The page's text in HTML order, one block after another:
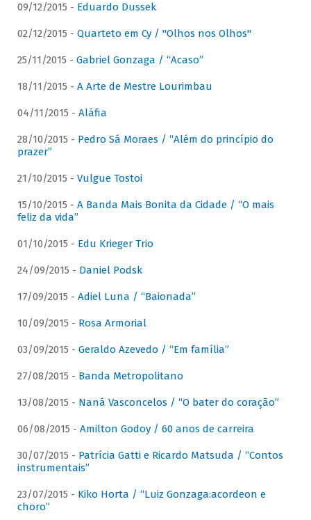
09/12/2015 - Eduardo Dussek
02/12/2015 - Quarteto em Cy / "Olhos nos Olhos"
25/11/2015 - Gabriel Gonzaga / “Acaso”
18/11/2015 - A Arte de Mestre Lourimbau
04/11/2015 - Aláfia
28/10/2015 - Pedro Sá Moraes / “Além do princípio do
prazer”
21/10/2015 - Vulgue Tostoi
15/10/2015 - A Banda Mais Bonita da Cidade / “O mais
feliz da vida”
01/10/2015 - Edu Krieger Trio
24/09/2015 - Daniel Podsk
17/09/2015 - Adiel Luna / “Baionada”
10/09/2015 - Rosa Armorial
03/09/2015 - Geraldo Azevedo / “Em família”
27/08/2015 - Banda Metropolitano
13/08/2015 - Naná Vasconcelos / “O bater do coração”
06/08/2015 - Amilton Godoy / 60 anos de carreira
30/07/2015 - Patrícia Gatti e Ricardo Matsuda / “Contos
instrumentais”
23/07/2015 - Kiko Horta / “Luiz Gonzaga:acordeon e
choro”